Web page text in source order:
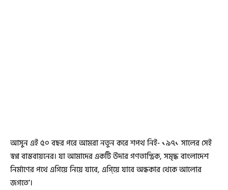
আসুন এই ৫০ বছর পরে আমরা নতুন করে শপথ নিই- ১৯৭১ সালের সেই
স্বপ্ন বাস্তবায়নের। যা আমাদের একটি উদার গণতান্ত্রিক, সমৃদ্ধ বাংলাদেশ
নির্মাণের পথে এগিয়ে নিয়ে যাবে, এগি্য়ে যাবে অন্ধকার থেকে আলোর
জগতে’।